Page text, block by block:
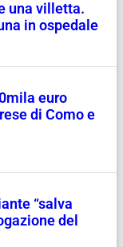
una villetta.
in ospedale
euro
di Como e
“salva
del